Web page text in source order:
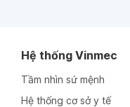
Hệ thống Vinmec
Tầm nhìn sứ mệnh
Hệ thống cơ sở y tế